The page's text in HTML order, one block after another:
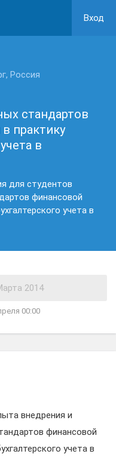
Вход
Россия
стандартов
практику
в
для студентов
финансовой
учета в
00:00
внедрения и
финансовой
учета в